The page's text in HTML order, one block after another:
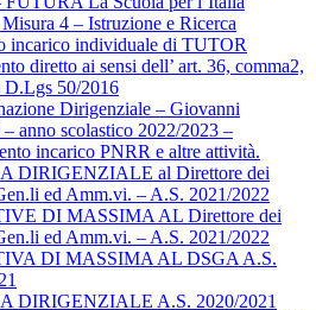
4 – Istruzione e Ricerca
incarico individuale di TUTOR
diretto ai sensi dell’ art. 36, comma2,
D.Lgs 50/2016
Dirigenziale – Giovanni
anno scolastico 2022/2023 –
incarico PNRR e altre attività.
DIRIGENZIALE al Direttore dei
ed Amm.vi. – A.S. 2021/2022
DI MASSIMA AL Direttore dei
ed Amm.vi. – A.S. 2021/2022
DI MASSIMA AL DSGA A.S.
DIRIGENZIALE A.S. 2020/2021